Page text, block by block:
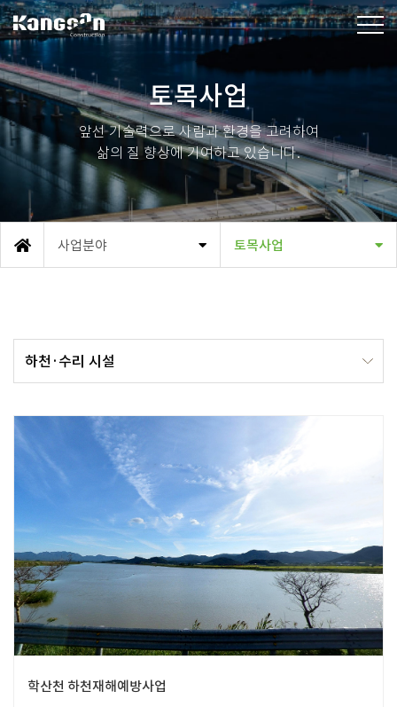
강산건설(주)
토목사업
앞선 기술력으로 사람과 환경을 고려하여
삶의 질 향상에 기여하고 있습니다.
메인 사업분야 토목사업
하천·수리 시설
학산천 하천재해예방사업